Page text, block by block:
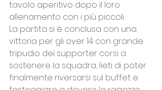
tavolo aperitivo dopo il loro
allenamento con i più piccoli.
La partita si è conclusa con una
vittoria per gli over 14 con grande
tripudio dei supporter corsi a
sostenere la squadra, lieti di poter
finalmente riversarsi sul buffet e